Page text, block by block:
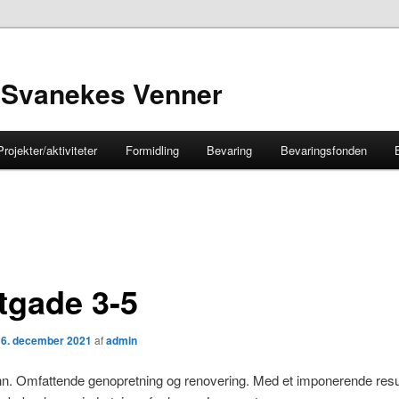
Venner
aktiviteter Formidling Bevaring Bevaringsfonden
3-5
6. december 2021 afadmin
Omfattende genopretning og renovering. Med et imponerende